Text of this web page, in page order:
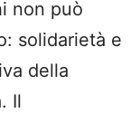
non può
solidarietà e
della
Il